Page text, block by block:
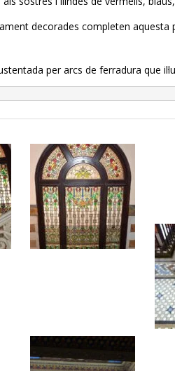
decorades completen aquesta
per arcs de ferradura que